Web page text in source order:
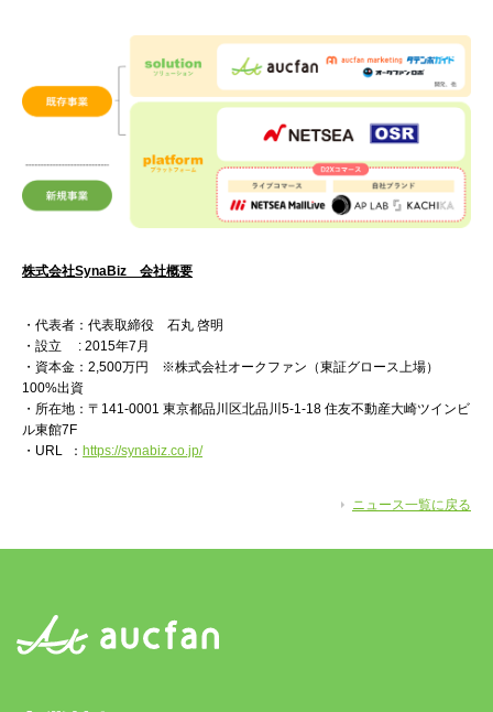
株式会社SynaBiz 会社概要
・代表者：代表取締役 石丸 啓明
・設立 : 2015年7月
・資本金：2,500万円 ※株式会社オークファン（東証グロース上場）
100%出資
・所在地：〒141-0001 東京都品川区北品川5-1-18 住友不動産大崎ツインビ
ル東館7F
・URL ： https://synabiz.co.jp/
ニュース一覧に戻る